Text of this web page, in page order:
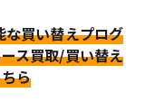
買い替えプログ
ス買取/買い替え
ら